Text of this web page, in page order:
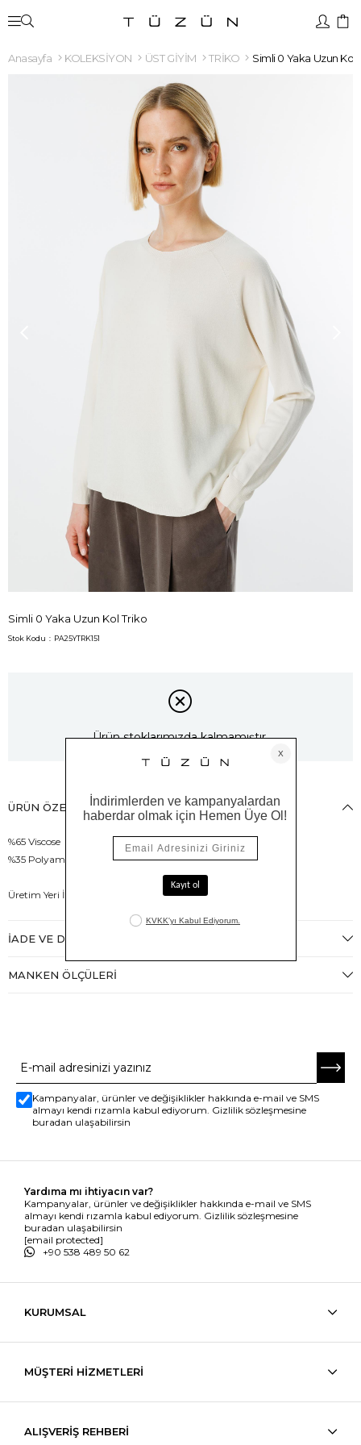
Anasayfa KOLEKSİYON ÜST GİYİM TRİKO Simli 0 Yaka Uzun Kol
Simli 0 Yaka Uzun Kol Triko
Stok Kodu PA25YTRK151
Ürün stoklarımızda kalmamıştır.
ÜRÜN ÖZELLIKLERI
%65 Viscose
%35 Polyamid
Üretim Yeri İtalya
İADE VE DEĞIŞIM
MANKEN ÖLÇÜLERI
Kampanyalar, ürünler ve değişiklikler hakkında e-mail ve SMS
almayı kendi rızamla kabul ediyorum. Gizlilik sözleşmesine
buradan ulaşabilirsin
Yardıma mı ihtiyacın var?
Kampanyalar, ürünler ve değişiklikler hakkında e-mail ve SMS
almayı kendi rızamla kabul ediyorum. Gizlilik sözleşmesine
buradan ulaşabilirsin
[email protected]
+90 538 489 50 62
KURUMSAL
MÜŞTERİ HİZMETLERİ
ALIŞVERİŞ REHBERİ